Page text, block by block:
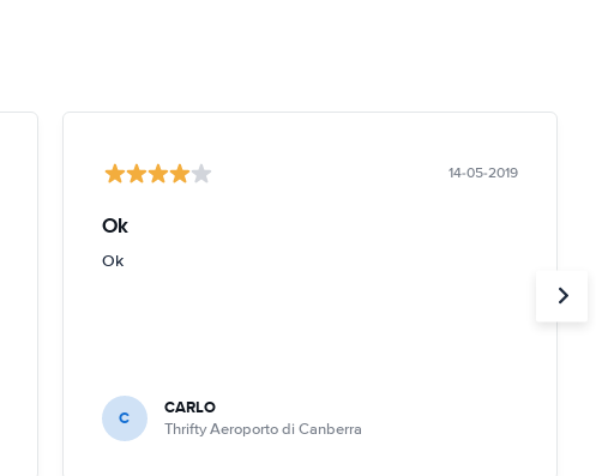
14-05-2019
Ok
Ok
C CARLO
Thrifty Aeroporto di Canberra